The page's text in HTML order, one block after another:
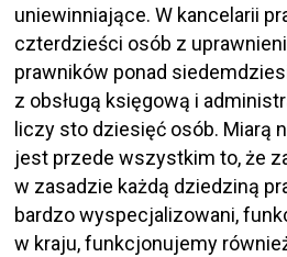
uniewinniające. W kancelarii
czterdzieści osób z
prawników ponad
z obsługą księgową i
liczy sto dziesięć osób. Miarą
jest przede wszystkim to, że
w zasadzie każdą dziedziną
bardzo wyspecjalizowani,
w kraju, funkcjonujemy